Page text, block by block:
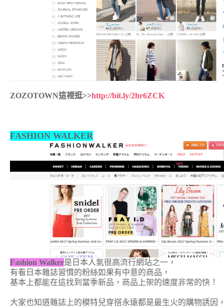
ZOZOTOWN這裡逛>>http://bit.ly/2hr6ZCK
FASHION WALKER
Fashion Walker是日本人氣很高流行網站之一，
有看日本雜誌習慣的粉絲如果有中意的商品，
基本上都能在這找到當季新品，商品上架的速度非常的快！
大家也知道雜誌上的模特兒穿搭永遠都是最生火的購物誘因